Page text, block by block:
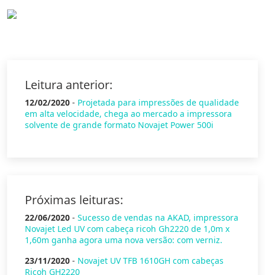
Leitura anterior:
12/02/2020 - Projetada para impressões de qualidade
em alta velocidade, chega ao mercado a impressora
solvente de grande formato Novajet Power 500i
Próximas leituras:
22/06/2020 - Sucesso de vendas na AKAD, impressora
Novajet Led UV com cabeça ricoh Gh2220 de 1,0m x
1,60m ganha agora uma nova versão: com verniz.
23/11/2020 - Novajet UV TFB 1610GH com cabeças
Ricoh GH2220